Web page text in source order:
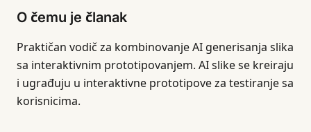
O čemu je članak
Praktičan vodič za kombinovanje AI generisanja slika
sa interaktivnim prototipovanjem. AI slike se kreiraju
i ugrađuju u interaktivne prototipove za testiranje sa
korisnicima.